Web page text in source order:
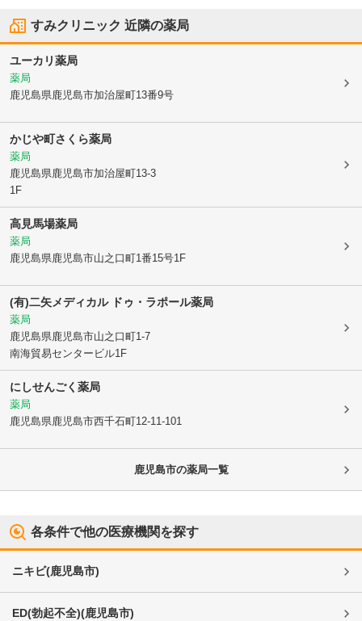
すみクリニック 近隣の薬局
ユーカリ薬局
薬局
鹿児島県鹿児島市加治屋町13番9号
かじや町さくら薬局
薬局
鹿児島県鹿児島市加治屋町13-3
1F
高見馬場薬局
薬局
鹿児島県鹿児島市山之口町1番15号1F
(有)二矢メディカル ドゥ・ラポール薬局
薬局
鹿児島県鹿児島市山之口町1-7
南海貿易センタービル1F
にしせんごく薬局
薬局
鹿児島県鹿児島市西千石町12-11-101
鹿児島市の薬局一覧
各条件で他の医療機関を探す
ニキビ(鹿児島市)
ED(勃起不全)(鹿児島市)